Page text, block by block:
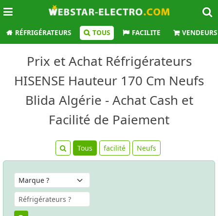
RÉFRIGÉRATEURS TOUS FACILITE VENDEURS
Prix et Achat Réfrigérateurs
HISENSE Hauteur 170 Cm Neufs
Blida Algérie - Achat Cash et
Facilité de Paiement
Tous facilité Neufs